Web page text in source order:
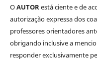
OAUTORestá ciente e de
autorização expressa dos
professores orientadores
obrigando inclusive a
responder exclusivamente